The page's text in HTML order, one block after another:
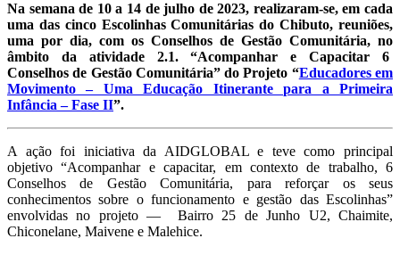
Na semana de 10 a 14 de julho de 2023, realizaram-se, em cada
uma das cinco Escolinhas Comunitárias do Chibuto, reuniões,
uma por dia, com os Conselhos de Gestão Comunitária, no
âmbito da atividade 2.1. “Acompanhar e Capacitar 6
Conselhos de Gestão Comunitária” do Projeto “Educadores em
Movimento – Uma Educação Itinerante para a Primeira
Infância – Fase II”.
A ação foi iniciativa da AIDGLOBAL e teve como principal
objetivo “Acompanhar e capacitar, em contexto de trabalho, 6
Conselhos de Gestão Comunitária, para reforçar os seus
conhecimentos sobre o funcionamento e gestão das Escolinhas”
envolvidas no projeto — Bairro 25 de Junho U2, Chaimite,
Chiconelane, Maivene e Malehice.